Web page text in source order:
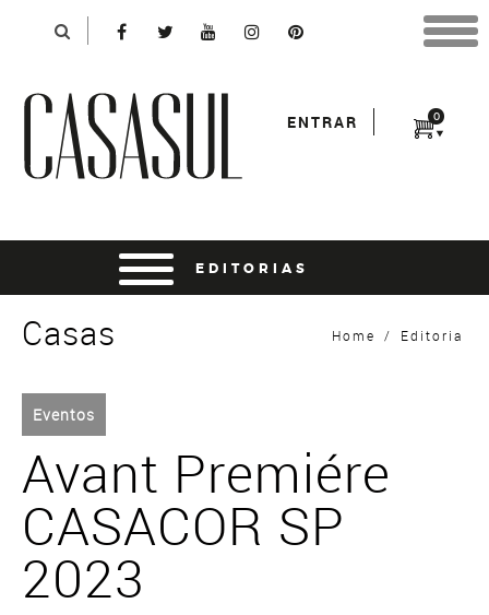
0
ENTRAR
Home / Editoria
Casas
Eventos
Avant Premiére
CASACOR SP
2023
*Para finalizar sua compra informe seu e-mail:
*Senha:
entrar usando o facebook